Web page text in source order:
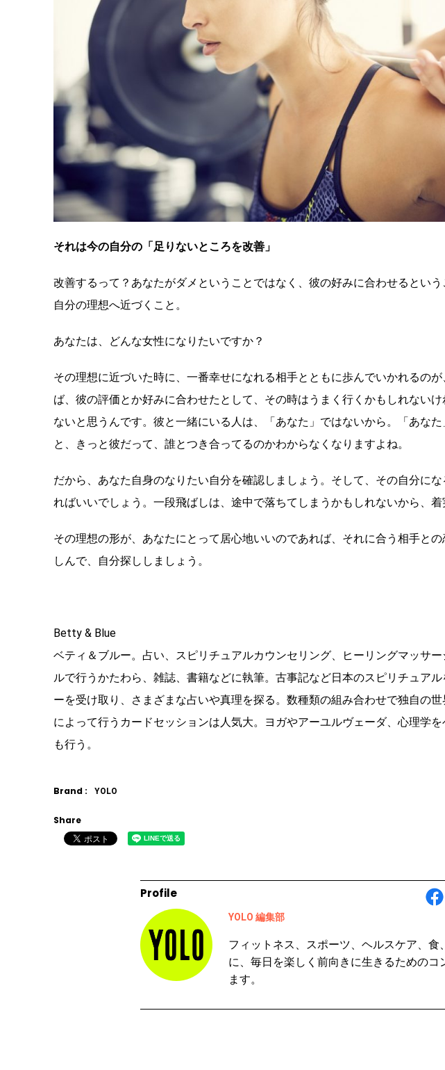
それは今の自分の「足りないところを改善」
改善するって？あなたがダメということではなく、彼の好みに合わせるという
自分の理想へ近づくこと。
あなたは、どんな女性になりたいですか？
その理想に近づいた時に、一番幸せになれる相手とともに歩んでいかれるの
ば、彼の評価とか好みに合わせたとして、その時はうまく行くかもしれない
ないと思うんです。彼と一緒にいる人は、「あなた」ではないから。「あな
と、きっと彼だって、誰とつき合ってるのかわからなくなりますよね。
だから、あなた自身のなりたい自分を確認しましょう。そして、その自分に
ればいいでしょう。一段飛ばしは、途中で落ちてしまうかもしれないから、着
その理想の形が、あなたにとって居心地いいのであれば、それに合う相手と
しんで、自分探ししましょう。
Betty & Blue
ベティ＆ブルー。占い、スピリチュアルカウンセリング、ヒーリングマッサ
ルで行うかたわら、雑誌、書籍などに執筆。古事記など日本のスピリチュア
ーを受け取り、さまざまな占いや真理を探る。数種類の組み合わせで独自の
によって行うカードセッションは人気大。ヨガやアーユルヴェーダ、心理学
も行う。
Brand : YOLO
Share
Profile
YOLO 編集部
フィットネス、スポーツ、ヘルスケア、食
に、毎日を楽しく前向きに生きるためのコ
ます。